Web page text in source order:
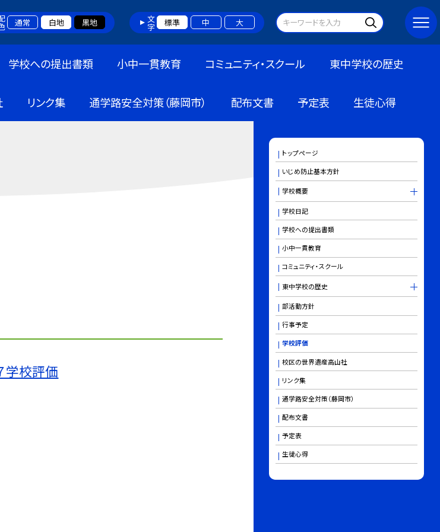
通常 白地 黒地 文字 標準 中 大
学校への提出書類 小中一貫教育 コミュニティ・スクール 東中学校の歴史
リンク集 通学路安全対策（藤岡市） 配布文書 予定表 生徒心得
学校評価
トップページ
いじめ防止基本方針
学校概要
学校日記
学校への提出書類
小中一貫教育
コミュニティ・スクール
東中学校の歴史
部活動方針
行事予定
学校評価
校区の世界遺産高山社
リンク集
通学路安全対策（藤岡市）
配布文書
予定表
生徒心得